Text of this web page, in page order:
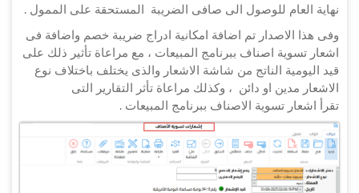
نهاية العام للوصول الى صافى الضريبة المستحقة على الممول .
وفى هذا الاصدار تم اضافة امكانية ادراج ضريبة خصم واضافة فى
اشعار تسوية اصناف ببرنامج المبيعات ، مع مراعاة تأثير ذلك على
قيد اليومية الناتج من شاشة الاشعار والذى يختلف باختلاف نوع
الاشعار مدين او دائن ، وكذلك مراعاة تأثر التقارير التى
تقرأ اشعار تسوية الاصناف ببرنامج المبيعات .